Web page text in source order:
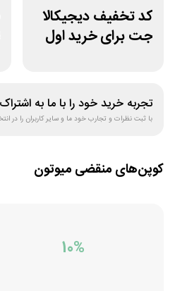
کد تخفیف دیجیکالا
جت برای خرید اول
تجربه خرید خود را با ما به
با ثبت نظرات و تجارب خود ما و سایر کاربران را در
کوپن‌های منقضی میوتون
10%